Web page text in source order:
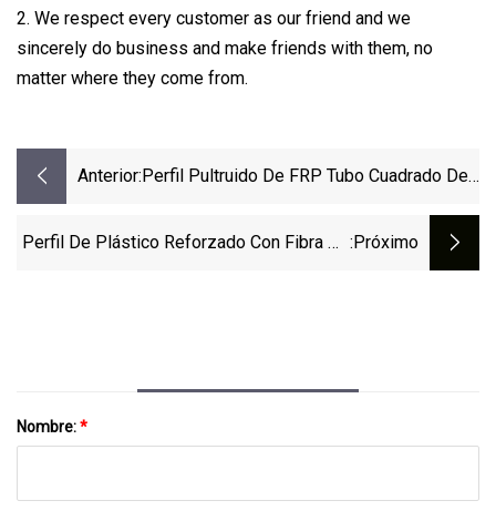
2. We respect every customer as our friend and we
sincerely do business and make friends with them, no
matter where they come from.
Anterior: Perfil Pultruido De FRP Tubo Cuadrado De
De Fibra De Vidrio GRP Brazo Cruzado De
Perfil De Plástico Reforzado Con Fibra De :próximo
Nombre:*